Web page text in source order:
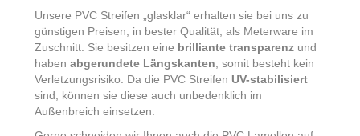
Unsere PVC Streifen „glasklar“ erhalten sie bei uns zu
günstigen Preisen, in bester Qualität, als Meterware im
Zuschnitt. Sie besitzen eine brilliante transparenz und
haben abgerundete Längskanten , somit besteht kein
Verletzungsrisiko. Da die PVC Streifen UV-stabilisiert
sind, können sie diese auch unbedenklich im
Außenbreich einsetzen.